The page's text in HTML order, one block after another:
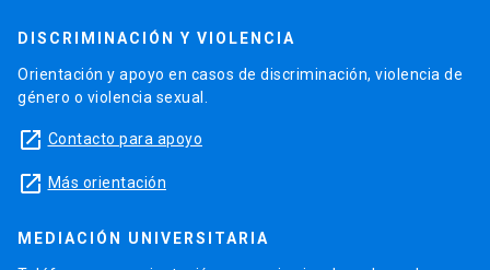
DISCRIMINACIÓN Y VIOLENCIA
Orientación y apoyo en casos de discriminación, violencia de
género o violencia sexual.
launch Contacto para apoyo
launch Más orientación
MEDIACIÓN UNIVERSITARIA